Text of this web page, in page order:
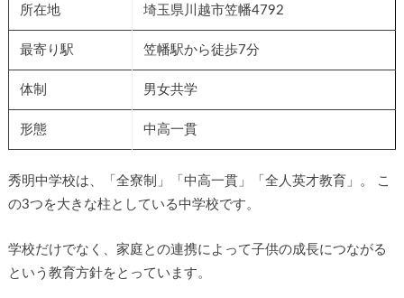
所在地 埼玉県川越市笠幡4792
最寄り駅 笠幡駅から徒歩7分
体制 男女共学
形態 中高一貫
秀明中学校は、「全寮制」「中高一貫」「全人英才教育」。 こ
の3つを大きな柱としている中学校です。
学校だけでなく、家庭との連携によって子供の成長につながる
という教育方針をとっています。